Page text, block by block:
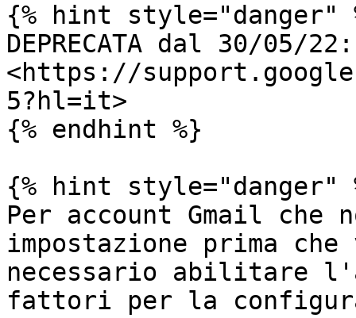
{% hint style="danger"
DEPRECATA dal 30/05/22:
<https://
5?hl=it>
{% endhint %}
{% hint style="danger"
Per account Gmail che
impostazione prima
necessario abilitare
fattori per la